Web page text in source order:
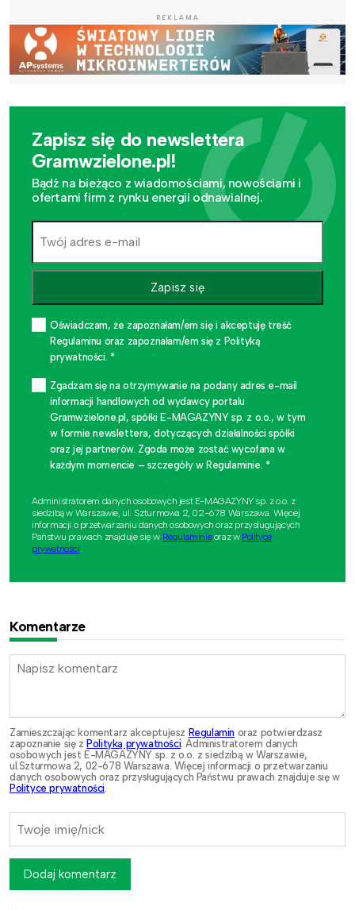
REKLAMA
Zapisz się do newslettera
Gramwzielone.pl!
Bądź na bieżąco z wiadomościami, nowościami i
ofertami firm z rynku energii odnawialnej.
Zapisz się
Oświadczam, że zapoznałam/em się i akceptuję treść
Regulaminu oraz zapoznałam/em się z Polityką
prywatności. *
Zgadzam się na otrzymywanie na podany adres e-mail
informacji handlowych od wydawcy portalu
Gramwzielone.pl, spółki E-MAGAZYNY sp. z o.o., w tym
w formie newslettera, dotyczących działalności spółki
oraz jej partnerów. Zgoda może zostać wycofana w
każdym momencie – szczegóły w Regulaminie. *
Administratorem danych osobowych jest E-MAGAZYNY sp. z o.o. z
siedzibą w Warszawie, ul. Szturmowa 2, 02-678 Warszawa. Więcej
informacji o przetwarzaniu danych osobowych oraz przysługujących
Państwu prawach znajduje się w Regulaminieoraz w Polityce
prywatności
Komentarze
Zamieszczając komentarz akceptujesz Regulamin oraz potwierdzasz
zapoznanie się z Polityką prywatności. Administratorem danych
osobowych jest E-MAGAZYNY sp. z o.o. z siedzibą w Warszawie,
ul.Szturmowa 2, 02-678 Warszawa. Więcej informacji o przetwarzaniu
danych osobowych oraz przysługujących Państwu prawach znajduje się w
Polityce prywatności.
Dodaj komentarz